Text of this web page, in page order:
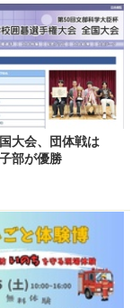
大会、団体戦は
部が優勝